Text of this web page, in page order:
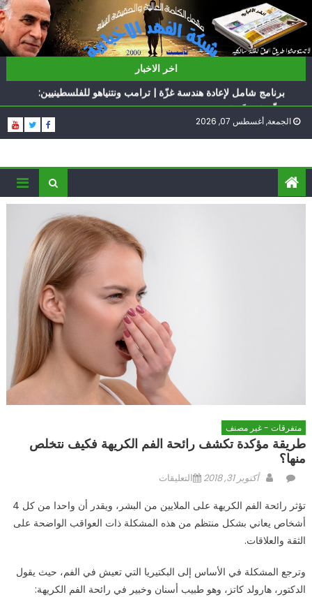
to
content
اخر الاخبار
ناشطة أمريكية يهودية تدعو الدول العربية لوقف التطبيع
أيّ تحدّيات يواجهها حزب الله؟
برنامج شامل لإعادة هندسة غزّة | ترامب ونتنياهو للفلسطينيين:
سلّموا تسلَموا
الغرب يدفن اتفاقاً وُلد ميتاً | إيران تحت العقوبات: جاهزون
ناشطة أمريكية يهودية تدعو الدول العربية لوقف التطبيع
أيّ تحدّيات يواجهها حزب الله؟
الجمعة, أغسطس 07, 2026
متفرقات - غير مصنف
طريقة مؤكدة تكشف رائحة الفم الكريهة فكيف نتخلص
منها؟
Posted
أكتوبر 31, 2018Author التعليقاتعلى
مؤكدة
تكشف
الكريهة
فكيف
تؤثر رائحة الفم الكريهة على الملايين من البشر، ويقدر أن واحدا من كل 4
أشخاص يعاني بشكل منتظم من هذه المشكلة ذات العواقب الواضحة على
الثقة والعلاقات.
وترجع المشكلة في الأساس إلى البكتيريا التي تعيش في الفم، حيث يقول
الدكتور، هارولد كاتز، وهو طبيب أسنان وخبير في رائحة الفم الكريهة: